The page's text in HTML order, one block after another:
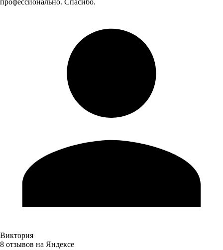
профессионально. Спасибо.
Виктория
8 отзывов на Яндексе